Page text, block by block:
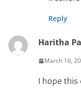
Reply
Haritha
March 16,
I hope this